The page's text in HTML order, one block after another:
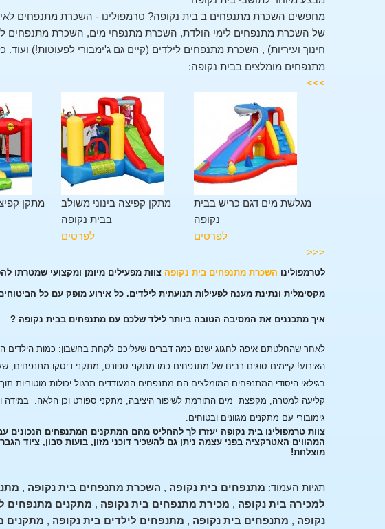
מחפשים השכרת מתנפחים ב בית נקופה? טרמפולינו - השכרת מתנפחים
של השכרת מתנפחים לימי הולדת, השכרת מתנפחי מים, השכרת מתנפחים
חינוך ועיריות) , השכרת מתנפחים לילדים (קיים גם ג'ימבורי לפעוטות!)
מתנפחים מומלצים בבית נקופה:
>>>
מתקן קפיצה בינוני משולב
בבית נקופה
לפרטים
מגלשת מים דגם כריש בבית
נקופה
לפרטים
<<<
לטרמפולינו השכרת מתנפחים בית נקופה צוות מפעילים מיומן ומקצועי שמטרתו
מקסימלית ונתינת מענה לפעילות תנועתית לילדים. כל אירוע מופק עם כל
איך מתכננים את המסיבה הטובה ביותר לילד שלכם עם מתנפחים בבית נקופה ?
לאחר שהחלטתם איפה לחגוג ישנם כמה דברים שעליכם לקחת בחשבון: כמות הילדים
האירוע! קיימים סוגים רבים של מתנפחים כמו מתקני ספורט, מתקני דיסקו מתנפחים,
בגילאי היסודי המתנפחים המומלצים הם מתנפחים המעודדים תרגול יכולות
קליעה למטרה, מקפצת מים התורמת לשיפור היציבה, מתקני ספורט וכן הלאה. במידה
גימובורי עם מתקנים מגוונים ובטוחים.
צוות טרמפולינו בית נקופה יעזרו לך להחליט מהם המתקנים המתנפחים הנכונים
המהווים האטרקציה בפני עצמה ניתן גם להשכיר דוכני מזון, בועות סבון, ציוד
מוצלחת!
תגיות העמוד: מתנפחים בית נקופה , השכרת מתנפחים בית נקופה ,
למכירה בית נקופה , מכירת מתנפחים בית נקופה , מתקנים מתנפחים
נקופה , מתנפחים בית נקופה , מתנפחים לילדים בית נקופה , מתקנים